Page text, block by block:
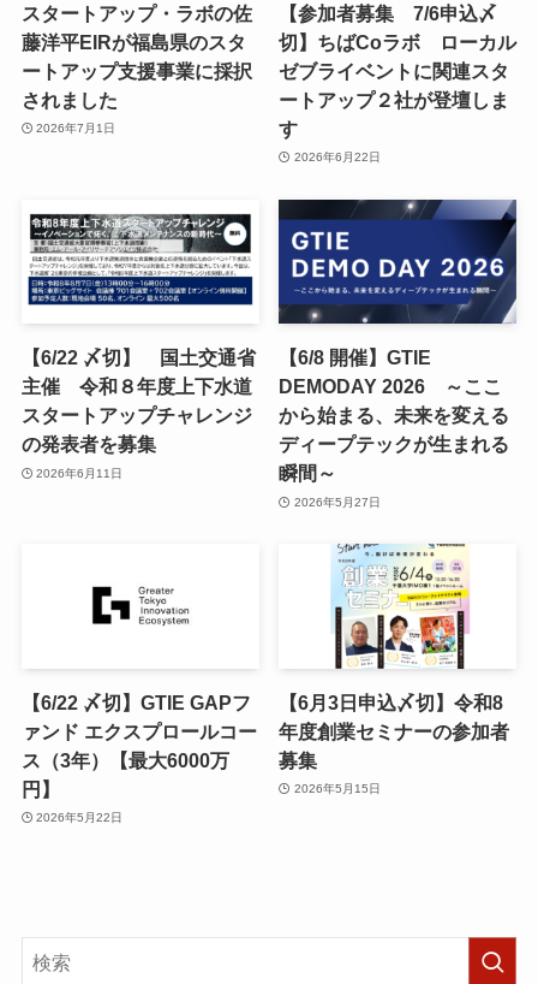
スタートアップ・ラボの佐
藤洋平EIRが福島県のスタ
ートアップ支援事業に採択
されました
2026年7月1日
【参加者募集 7/6申込〆
切】ちばCoラボ ローカル
ゼブライベントに関連スタ
ートアップ２社が登壇しま
す
2026年6月22日
【6/22 〆切】 国土交通省
主催 令和８年度上下水道
スタートアップチャレンジ
の発表者を募集
2026年6月11日
【6/8 開催】GTIE
DEMODAY 2026 ～ここ
から始まる、未来を変える
ディープテックが生まれる
瞬間～
2026年5月27日
【6/22 〆切】GTIE GAPフ
ァンド エクスプロールコー
ス（3年）【最大6000万
円】
2026年5月22日
【6月3日申込〆切】令和8
年度創業セミナーの参加者
募集
2026年5月15日